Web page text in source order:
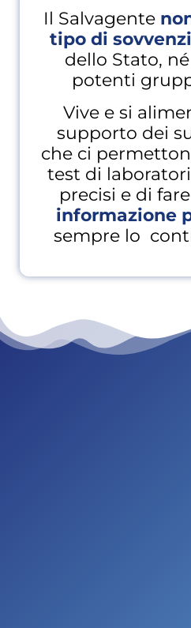
Il Salvagente
tipo di
dello Stato,
potenti
Vive e si
supporto dei
che ci
test di
precisi e di
informazione
sempre lo